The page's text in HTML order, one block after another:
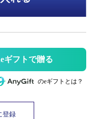
ギフトで贈る
のeギフトとは？
登録